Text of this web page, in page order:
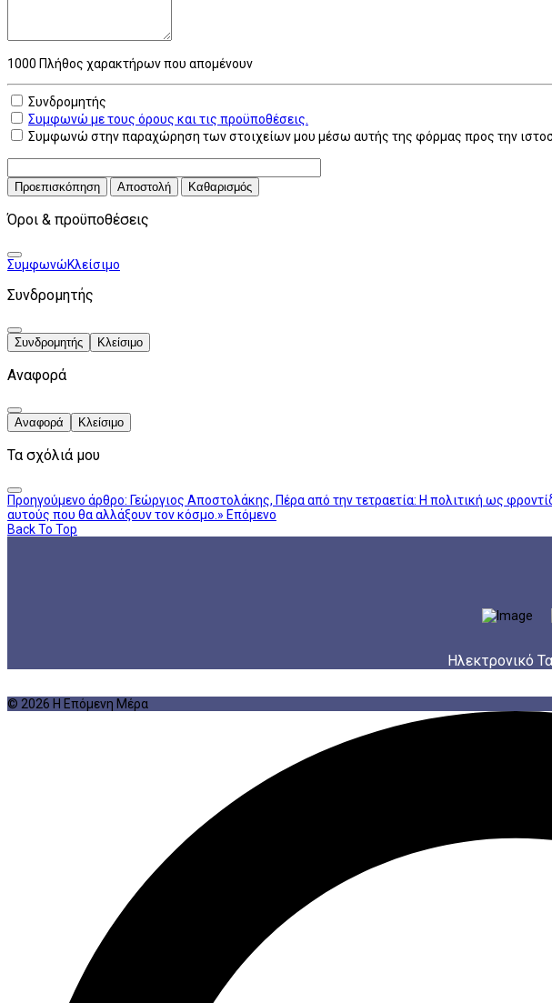
1000 Πλήθος χαρακτήρων που απομένουν
Συνδρομητής
Συμφωνώ με τους όρους και τις προϋποθέσεις.
Συμφωνώ στην παραχώρηση των στοιχείων μου μέσω αυτής της φόρμας προς την
Προεπισκόπηση Αποστολή Καθαρισμός
Όροι & προϋποθέσεις
ΣυμφωνώΚλείσιμο
Συνδρομητής
Συνδρομητής Κλείσιμο
Αναφορά
Αναφορά Κλείσιμο
Τα σχόλιά μου
Προηγούμενο άρθρο: Γεώργιος Αποστολάκης, Πέρα από την τετραετία: Η πολιτική ως
αυτούς που θα αλλάξουν τον κόσμο.» Επόμενο
Back To Top
Ηλεκτρονικό
© 2026 Η Επόμενη Μέρα